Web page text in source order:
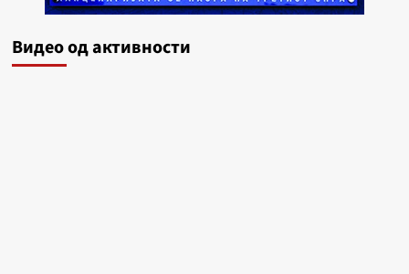
Видеo од активности